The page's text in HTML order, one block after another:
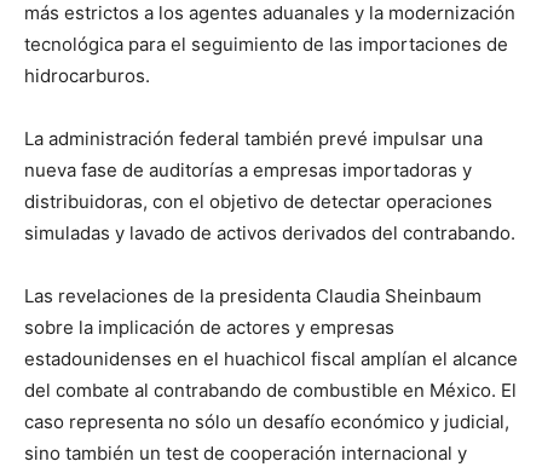
más estrictos a los agentes aduanales y la modernización
tecnológica para el seguimiento de las importaciones de
hidrocarburos.
La administración federal también prevé impulsar una
nueva fase de auditorías a empresas importadoras y
distribuidoras, con el objetivo de detectar operaciones
simuladas y lavado de activos derivados del contrabando.
Las revelaciones de la presidenta Claudia Sheinbaum
sobre la implicación de actores y empresas
estadounidenses en el huachicol fiscal amplían el alcance
del combate al contrabando de combustible en México. El
caso representa no sólo un desafío económico y judicial,
sino también un test de cooperación internacional y